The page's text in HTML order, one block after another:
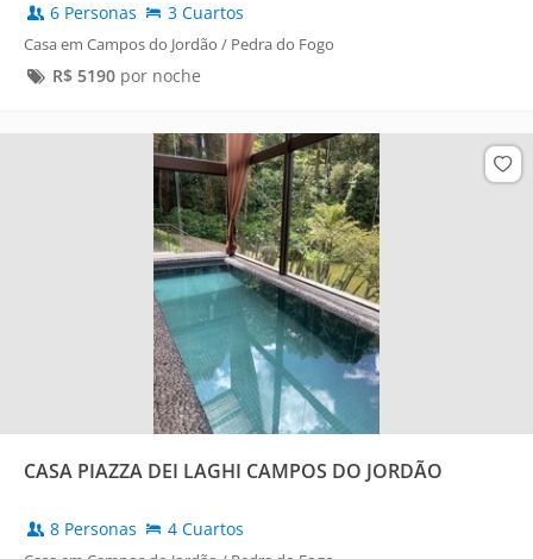
6 Personas 3 Cuartos
Casa em Campos do Jordão / Pedra do Fogo
R$ 5190por noche
CASA PIAZZA DEI LAGHI CAMPOS DO JORDÃO
8 Personas 4 Cuartos